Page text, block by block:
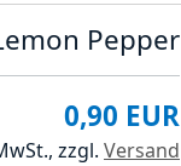
Pepper
0,90 EUR
zzgl. Versand